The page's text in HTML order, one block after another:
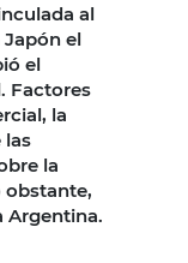
al
el
el
Factores
la
las
la
obstante,
Argentina.